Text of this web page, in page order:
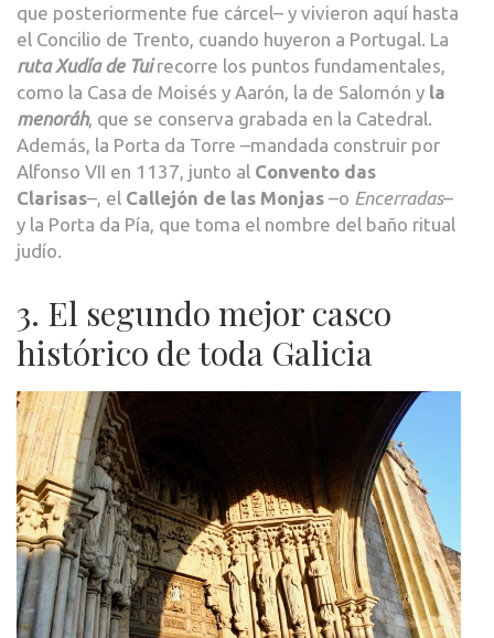
que posteriormente fue cárcel– y vivieron aquí hasta
el Concilio de Trento, cuando huyeron a Portugal. La
ruta Xudía de Tuirecorre los puntos fundamentales,
como la Casa de Moisés y Aarón, la de Salomón y la
menoráh, que se conserva grabada en la Catedral.
Además, la Porta da Torre –mandada construir por
Alfonso VII en 1137, junto al Convento das
Clarisas–, el Callejón de las Monjas –o Encerradas–
y la Porta da Pía, que toma el nombre del baño ritual
judío.
3. El segundo mejor casco
histórico de toda Galicia